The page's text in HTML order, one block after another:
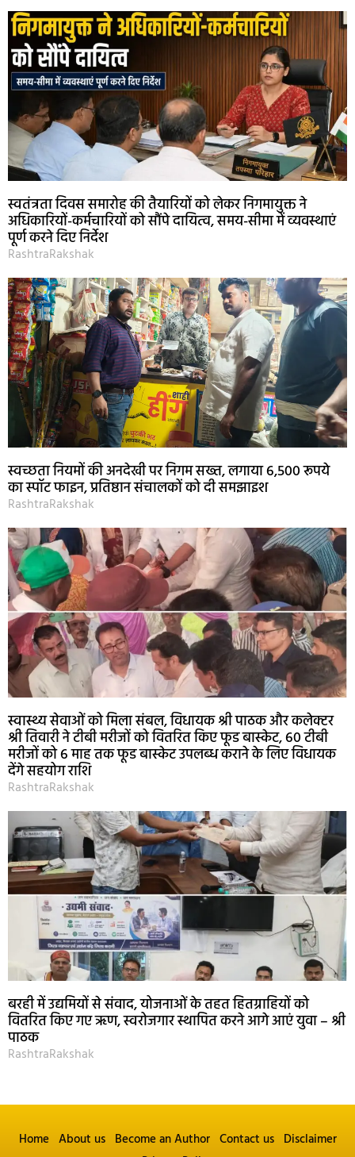
स्वतंत्रता दिवस समारोह की तैयारियों को लेकर निगमायुक्त ने
अधिकारियों-कर्मचारियों को सौंपे दायित्व, समय-सीमा में व्यवस्थाएं
पूर्ण करने दिए निर्देश
RashtraRakshak
स्वच्छता नियमों की अनदेखी पर निगम सख्त, लगाया 6,500 रूपये
का स्पॉट फाइन, प्रतिष्ठान संचालकों को दी समझाइश
RashtraRakshak
स्वास्थ्य सेवाओं को मिला संबल, विधायक श्री पाठक और कलेक्टर
श्री तिवारी ने टीबी मरीजों को वितरित किए फूड बास्केट, 60 टीबी
मरीजों को 6 माह तक फूड बास्केट उपलब्ध कराने के लिए विधायक
देंगे सहयोग राशि
RashtraRakshak
बरही में उद्यमियों से संवाद, योजनाओं के तहत हितग्राहियों को
वितरित किए गए ऋण, स्वरोजगार स्थापित करने आगे आएं युवा – श्री
पाठक
RashtraRakshak
Home About us Become an Author Contact us Disclaimer